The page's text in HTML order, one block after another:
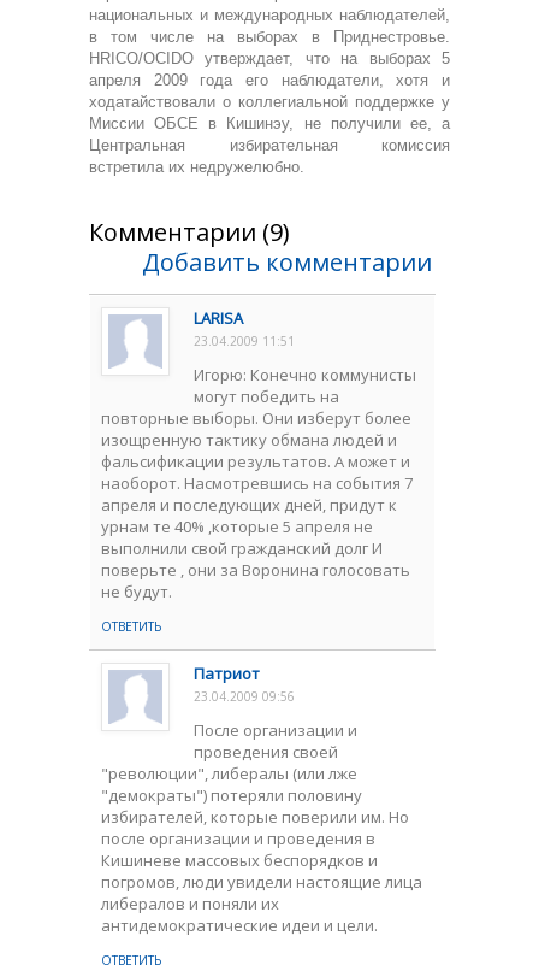
национальных и международных наблюдателей,
в том числе на выборах в Приднестровье.
HRICO/OCIDO утверждает, что на выборах 5
апреля 2009 года его наблюдатели, хотя и
ходатайствовали о коллегиальной поддержке у
Миссии ОБСЕ в Кишинэу, не получили ее, а
Центральная избирательная комиссия
встретила их недружелюбно.
Комментарии (9)
Добавить комментарии
LARISA
23.04.2009 11:51
Игорю: Конечно коммунисты
могут победить на
повторные выборы. Они изберут более
изощренную тактику обмана людей и
фальсификации результатов. А может и
наоборот. Насмотревшись на события 7
апреля и последующих дней, придут к
урнам те 40% ,которые 5 апреля не
выполнили свой гражданский долг И
поверьте , они за Воронина голосовать
не будут.
ОТВЕТИТЬ
Патриот
23.04.2009 09:56
После организации и
проведения своей
"революции", либералы (или лже
"демократы") потеряли половину
избирателей, которые поверили им. Но
после организации и проведения в
Кишиневе массовых беспорядков и
погромов, люди увидели настоящие лица
либералов и поняли их
антидемократические идеи и цели.
ОТВЕТИТЬ